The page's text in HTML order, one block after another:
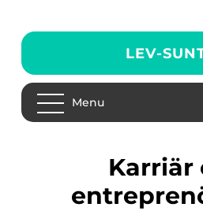
LEV-
Menu
Karriär och